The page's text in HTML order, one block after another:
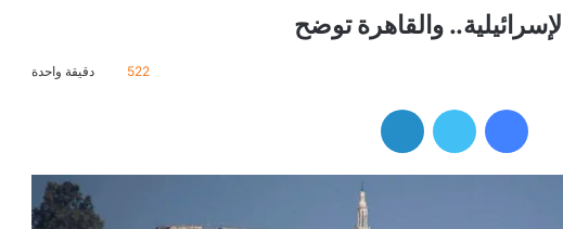
والقاهرة توضح
522 دقيقة واحدة